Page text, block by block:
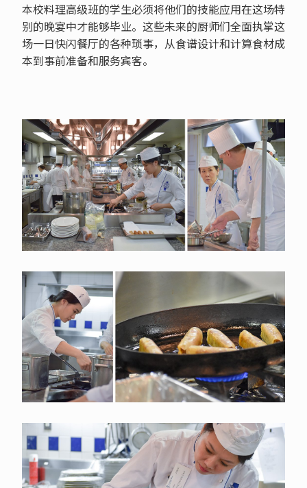
本校料理高级班的学生必须将他们的技能应用在这场特
别的晚宴中才能够毕业。这些未来的厨师们全面执掌这
场一日快闪餐厅的各种琐事，从食谱设计和计算食材成
本到事前准备和服务宾客。